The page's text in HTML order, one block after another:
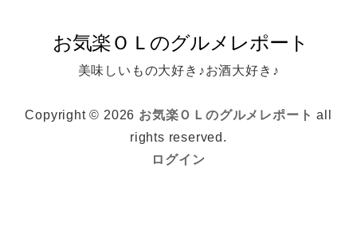
美味しいもの大好き♪お酒大好き♪
Copyright © 2026 お気楽ＯＬのグルメレポート all
rights reserved.
ログイン